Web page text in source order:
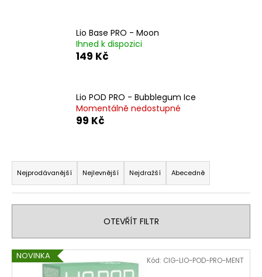
Lio Base PRO - Moon
Ihned k dispozici
149 Kč
Lio POD PRO - Bubblegum Ice
Momentálně nedostupné
99 Kč
Ř
a
z
e
í
p
r
Nejprodávanější Nejlevnější Nejdražší Abecedně
OTEVŘÍT FILTR
V
NOVINKA Kód: CIG-LIO-POD-PRO-MENT
12MG
558
Kč